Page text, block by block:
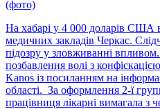
(фото)
На хабарі у 4 000 доларів США
медичних закладів Черкас.
підозру у зловживанні
позбавлення волі з
Kanos із посиланням на
області. За оформлення 2-ї
працівниця лікарні вимагала